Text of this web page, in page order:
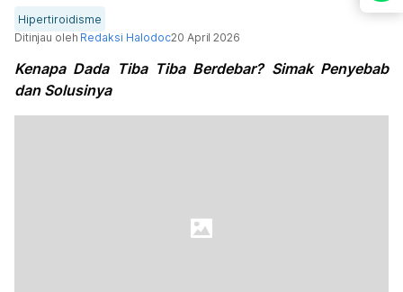
Hipertiroidisme
Ditinjau oleh Redaksi Halodoc20 April 2026
Kenapa Dada Tiba Tiba Berdebar? Simak Penyebab
dan Solusinya